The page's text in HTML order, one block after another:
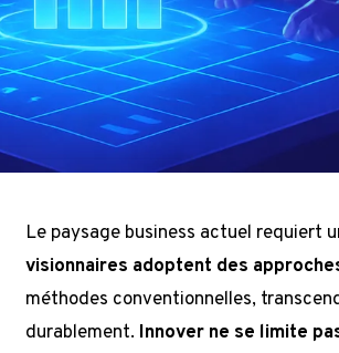
Le paysage business actuel requiert
visionnaires adoptent des
méthodes conventionnelles,
durablement. Innover ne se limite